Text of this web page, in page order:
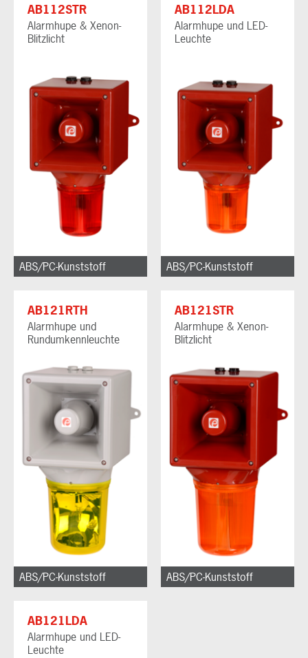
AB112STR
Alarmhupe & Xenon-
Blitzlicht
ABS/PC-Kunststoff
AB112LDA
Alarmhupe und LED-
Leuchte
ABS/PC-Kunststoff
AB121RTH
Alarmhupe und
Rundumkennleuchte
ABS/PC-Kunststoff
AB121STR
Alarmhupe & Xenon-
Blitzlicht
ABS/PC-Kunststoff
AB121LDA
Alarmhupe und LED-
Leuchte